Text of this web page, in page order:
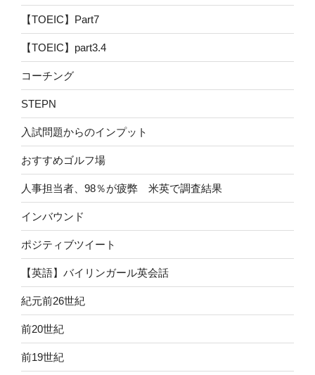
【TOEIC】Part7
【TOEIC】part3.4
コーチング
STEPN
入試問題からのインプット
おすすめゴルフ場
人事担当者、98％が疲弊 米英で調査結果
インバウンド
ポジティブツイート
【英語】バイリンガール英会話
紀元前26世紀
前20世紀
前19世紀